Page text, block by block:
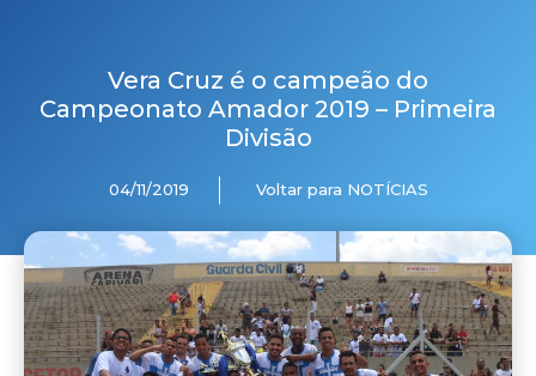
Vera Cruz é o campeão do
Campeonato Amador 2019 – Primeira
Divisão
04/11/2019 Voltar para NOTÍCIAS